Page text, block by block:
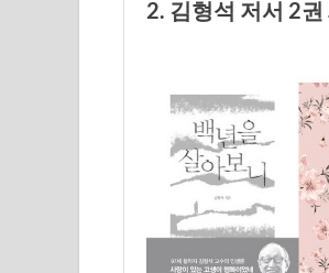
2. 김형석 저서 2